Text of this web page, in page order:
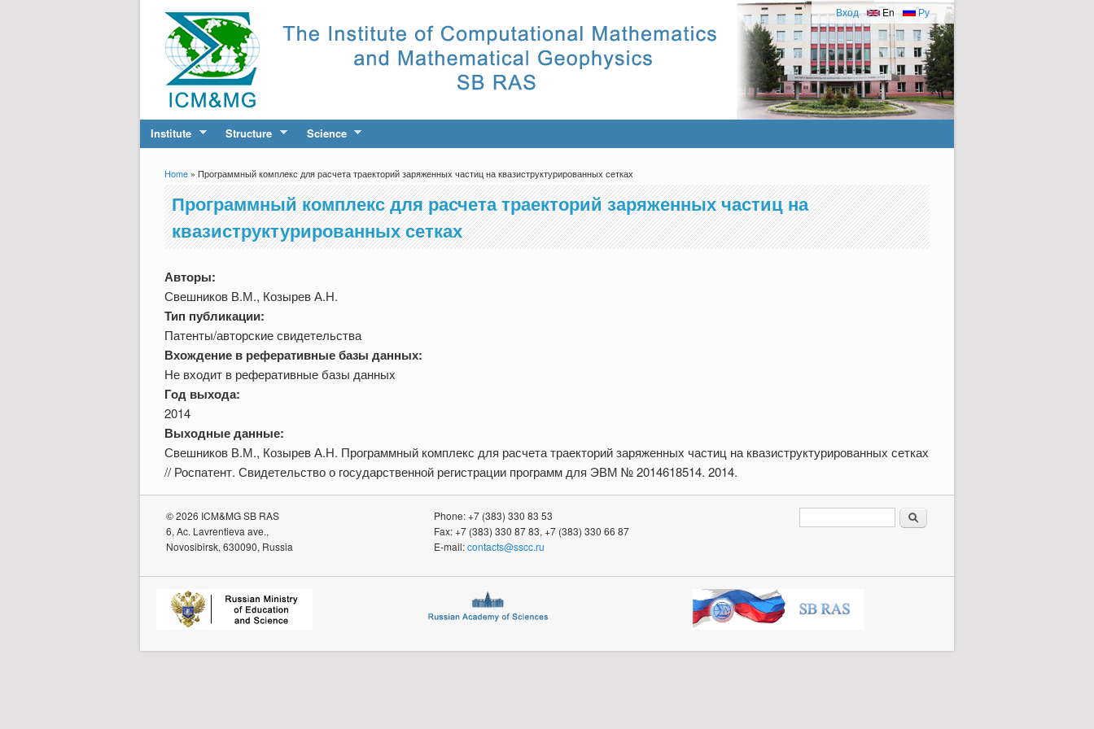
Ру
En
Вход
Institute Structure Science
You are here
Home » Программный комплекс для расчета траекторий заряженных частиц на квазиструктурированных сетках
Программный комплекс для расчета траекторий заряженных частиц на
квазиструктурированных сетках
Авторы:
Свешников В.М., Козырев А.Н.
Тип публикации:
Патенты/авторские свидетельства
Вхождение в реферативные базы данных:
Не входит в реферативные базы данных
Год выхода:
2014
Выходные данные:
Свешников В.М., Козырев А.Н. Программный комплекс для расчета траекторий заряженных частиц на квазиструктурированных сетках
// Роспатент. Свидетельство о государственной регистрации программ для ЭВМ № 2014618514. 2014.
© 2026 ICM&MG SB RAS
6, Ac. Lavrentieva ave.,
Novosibirsk, 630090, Russia
Phone: +7 (383) 330 83 53
Fax: +7 (383) 330 87 83, +7 (383) 330 66 87
E-mail:contacts@sscc.ru
Search form